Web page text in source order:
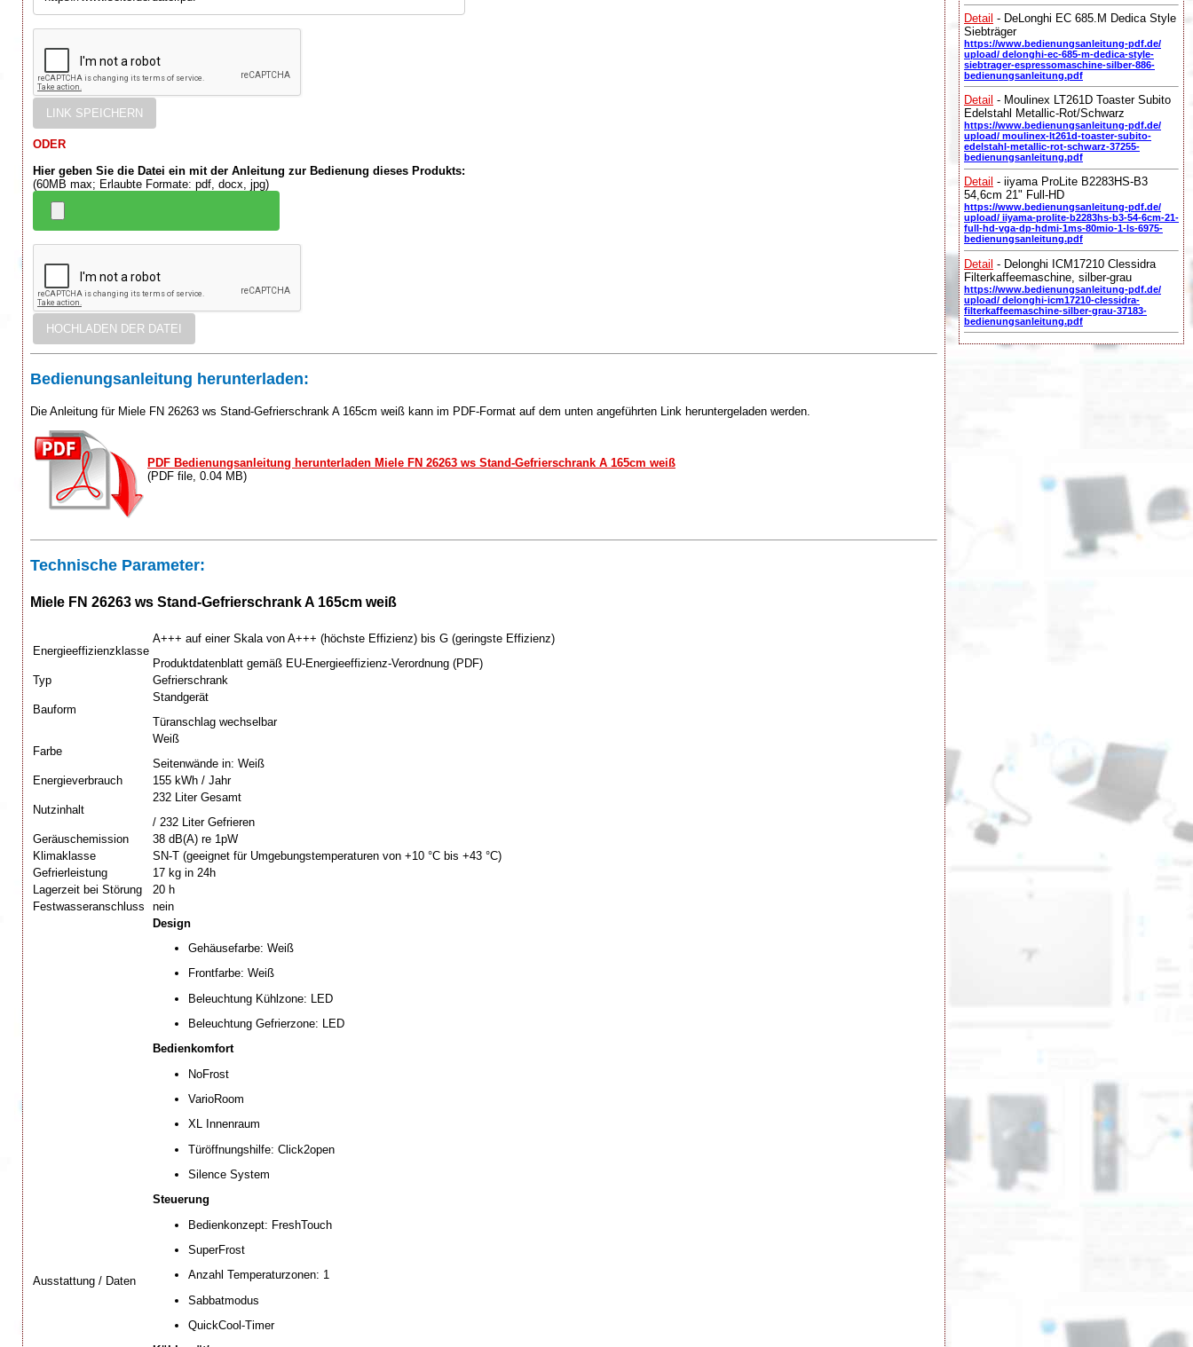
ODER
Hier geben Sie die Datei ein mit der Anleitung zur Bedienung dieses Produkts:
(60MB max; Erlaubte Formate: pdf, docx, jpg)
Bedienungsanleitung herunterladen:
Die Anleitung für Miele FN 26263 ws Stand-Gefrierschrank A 165cm weiß kann im PDF-Format auf dem unten angeführten Link heruntergeladen werden.
PDF Bedienungsanleitung herunterladen Miele FN 26263 ws Stand-Gefrierschrank A 165cm weiß
(PDF file, 0.04 MB)
Technische Parameter:
Miele FN 26263 ws Stand-Gefrierschrank A 165cm weiß
Energieeffizienzklasse
A+++ auf einer Skala von A+++ (höchste Effizienz) bis G (geringste Effizienz)
Produktdatenblatt gemäß EU-Energieeffizienz-Verordnung (PDF)
Typ
Gefrierschrank
Bauform
Standgerät
Türanschlag wechselbar
Farbe
Weiß
Seitenwände in: Weiß
Energieverbrauch
155 kWh / Jahr
Nutzinhalt
232 Liter Gesamt
/ 232 Liter Gefrieren
Geräuschemission
38 dB(A) re 1pW
Klimaklasse
SN-T (geeignet für Umgebungstemperaturen von +10 °C bis +43 °C)
Gefrierleistung
17 kg in 24h
Lagerzeit bei Störung
20 h
Festwasseranschluss
nein
Ausstattung / Daten
Design
Gehäusefarbe: Weiß
Frontfarbe: Weiß
Beleuchtung Kühlzone: LED
Beleuchtung Gefrierzone: LED
Bedienkomfort
NoFrost
VarioRoom
XL Innenraum
Türöffnungshilfe: Click2open
Silence System
Steuerung
Bedienkonzept: FreshTouch
SuperFrost
Anzahl Temperaturzonen: 1
Sabbatmodus
QuickCool-Timer
Detail - DeLonghi EC 685.M Dedica Style
Siebträger
https://www.bedienungsanleitung-pdf.de/
upload/ delonghi-ec-685-m-dedica-style-
siebtrager-espressomaschine-silber-886-
bedienungsanleitung.pdf
Detail - Moulinex LT261D Toaster Subito
Edelstahl Metallic-Rot/Schwarz
https://www.bedienungsanleitung-pdf.de/
upload/ moulinex-lt261d-toaster-subito-
edelstahl-metallic-rot-schwarz-37255-
bedienungsanleitung.pdf
Detail - iiyama ProLite B2283HS-B3
54,6cm 21" Full-HD
https://www.bedienungsanleitung-pdf.de/
upload/ iiyama-prolite-b2283hs-b3-54-6cm-21-
full-hd-vga-dp-hdmi-1ms-80mio-1-ls-6975-
bedienungsanleitung.pdf
Detail - Delonghi ICM17210 Clessidra
Filterkaffeemaschine, silber-grau
https://www.bedienungsanleitung-pdf.de/
upload/ delonghi-icm17210-clessidra-
filterkaffeemaschine-silber-grau-37183-
bedienungsanleitung.pdf